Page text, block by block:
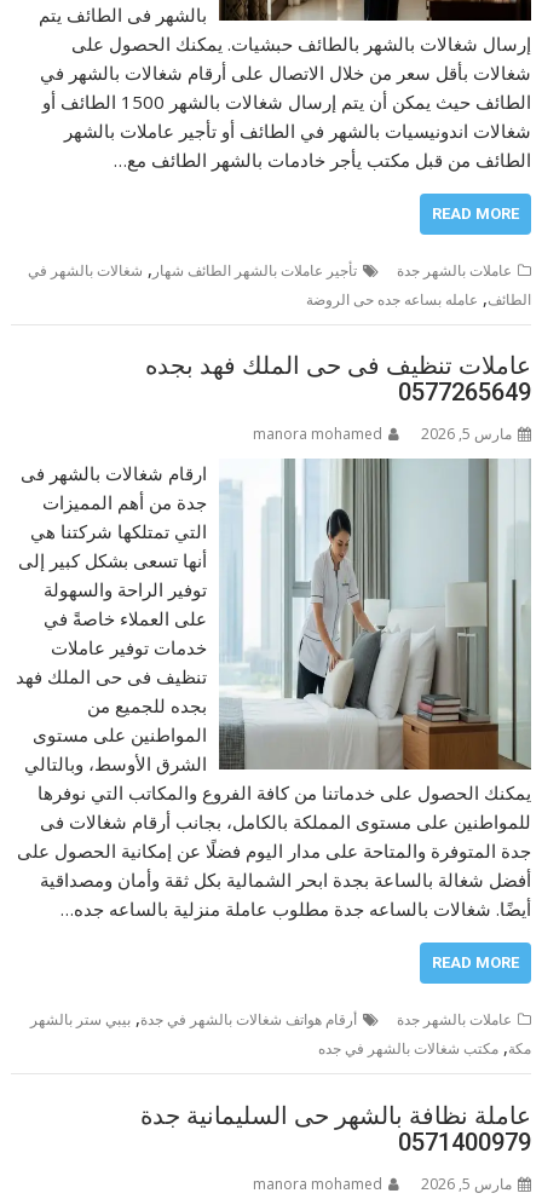
بالشهر فى الطائف يتم
إرسال شغالات بالشهر بالطائف حبشيات. يمكنك الحصول على
شغالات بأقل سعر من خلال الاتصال على أرقام شغالات بالشهر في
الطائف حيث يمكن أن يتم إرسال شغالات بالشهر 1500 الطائف أو
شغالات اندونيسيات بالشهر في الطائف أو تأجير عاملات بالشهر
الطائف من قبل مكتب يأجر خادمات بالشهر الطائف مع…
READ MORE
عاملات بالشهر جدة تأجير عاملات بالشهر الطائف شهار , شغالات بالشهر في
الطائف, عامله بساعه جده حى الروضة
عاملات تنظيف فى حى الملك فهد بجده
0577265649
مارس 5, 2026 manora mohamed
ارقام شغالات بالشهر فى
جدة من أهم المميزات
التي تمتلكها شركتنا هي
أنها تسعى بشكل كبير إلى
توفير الراحة والسهولة
على العملاء خاصةً في
خدمات توفير عاملات
تنظيف فى حى الملك فهد
بجده للجميع من
المواطنين على مستوى
الشرق الأوسط، وبالتالي
يمكنك الحصول على خدماتنا من كافة الفروع والمكاتب التي نوفرها
للمواطنين على مستوى المملكة بالكامل، بجانب أرقام شغالات فى
جدة المتوفرة والمتاحة على مدار اليوم فضلًا عن إمكانية الحصول على
أفضل شغالة بالساعة بجدة ابحر الشمالية بكل ثقة وأمان ومصداقية
أيضًا. شغالات بالساعه جدة مطلوب عاملة منزلية بالساعه جده…
READ MORE
عاملات بالشهر جدة أرقام هواتف شغالات بالشهر في جدة,بيبي ستر بالشهر
مكة,مكتب شغالات بالشهر في جده
عاملة نظافة بالشهر حى السليمانية جدة
0571400979
مارس 5, 2026 manora mohamed